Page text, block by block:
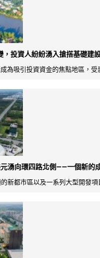
，投資人紛紛湧入搶搭基礎建
為吸引投資資金的焦點地區，
湧向環四路北側——一個新的
的新都市區以及一系列大型開發